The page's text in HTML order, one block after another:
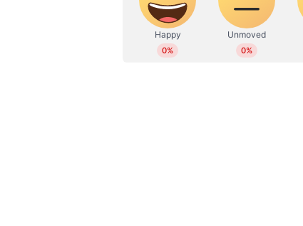
നിർത്തിയിട്ടിരുന്ന
കത്തിച്ചത്. ഫയര്‍ഫോഴ്സ്
പ്രദേശത്തെ ഡിഎംകെ
WD Web Desk